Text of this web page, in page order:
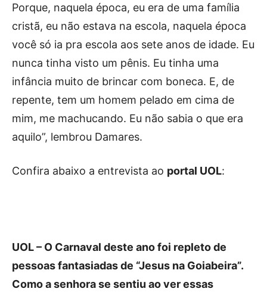
Porque, naquela época, eu era de uma família
cristã, eu não estava na escola, naquela época
você só ia pra escola aos sete anos de idade. Eu
nunca tinha visto um pênis. Eu tinha uma
infância muito de brincar com boneca. E, de
repente, tem um homem pelado em cima de
mim, me machucando. Eu não sabia o que era
aquilo”, lembrou Damares.
Confira abaixo a entrevista ao portal UOL:
UOL – O Carnaval deste ano foi repleto de
pessoas fantasiadas de “Jesus na Goiabeira”.
Como a senhora se sentiu ao ver essas